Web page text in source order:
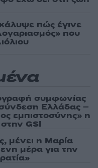
πώς έγινε
που
συμφωνίας
Ελλάδας –
εμπιστοσύνης» η
GSI
μένει η Μαρία
μέρα για την